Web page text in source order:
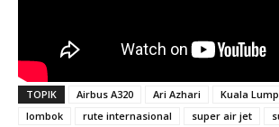
TOPIK Airbus A320 Ari Azhari Kuala
lombok
rute internasional super air jet